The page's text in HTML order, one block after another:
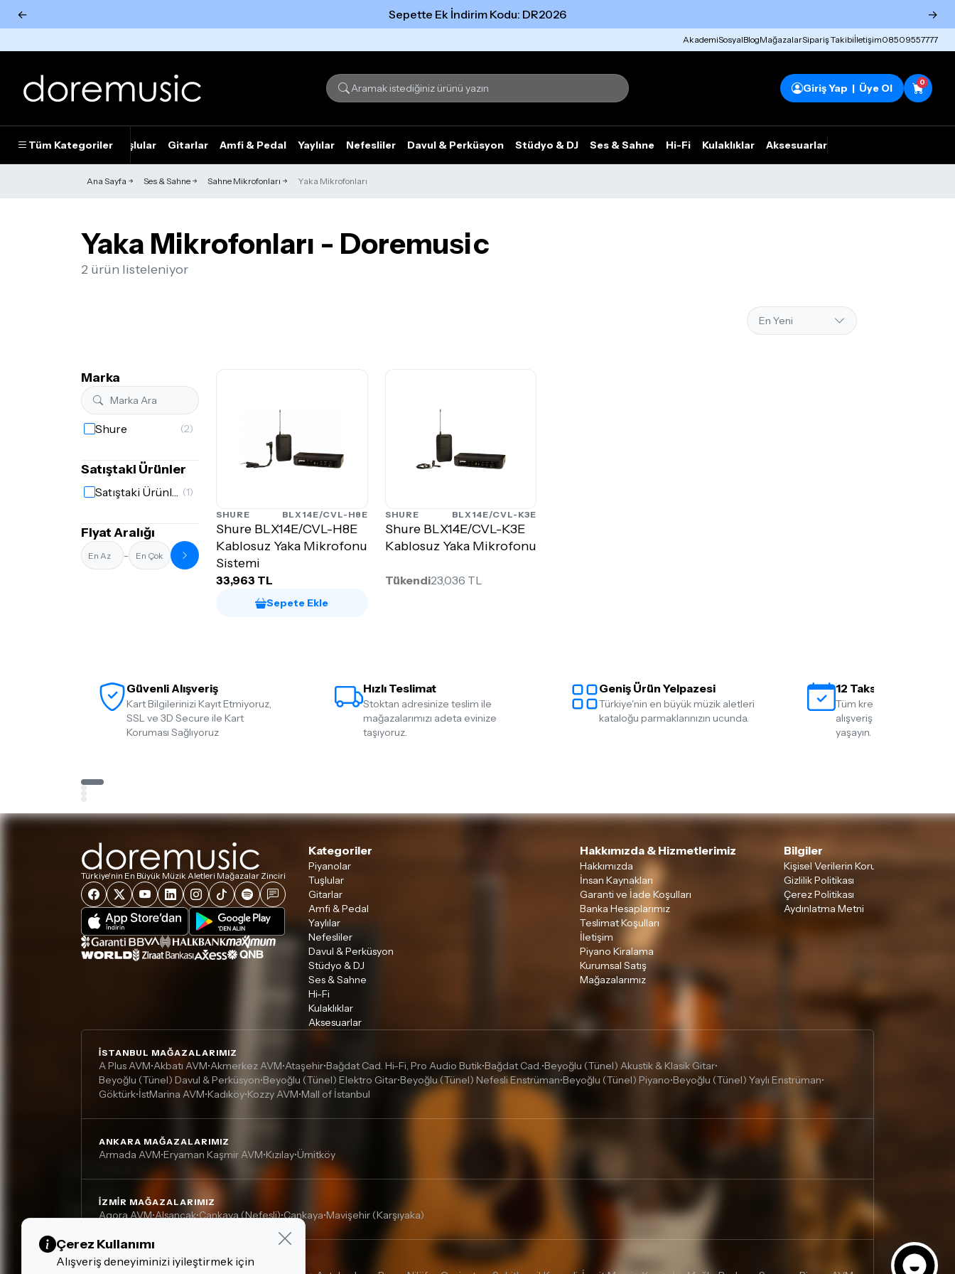
← Sepette Ek İndirim Kodu: DR2026 →
AkademiSosyalBlogMağazalarSipariş Takibiİletişim08509557777
Giriş Yap | Üye Ol 0
Tüm Kategoriler
Piyanolar Tuşlular Gitarlar Amfi & Pedal Yaylılar Nefesliler Davul & Perküsyon Stüdyo & DJ Ses & Sahne Hi-Fi Kulaklıklar Aksesuarlar
Ana Sayfa Ses & Sahne Sahne Mikrofonları Yaka Mikrofonları
Yaka Mikrofonları - Doremusic
2 ürün listeleniyor
Marka
Shure (2)
Satıştaki Ürünler
Satıştaki Ürünler (1)
Fiyat Aralığı
-
SHURE BLX14E/CVL-H8E
Shure BLX14E/CVL-H8E
Kablosuz Yaka Mikrofonu
Sistemi
33,963 TL
Sepete Ekle
SHURE BLX14E/CVL-K3E
Shure BLX14E/CVL-K3E
Kablosuz Yaka Mikrofonu
Tükendi23,036 TL
Güvenli Alışveriş
Kart Bilgilerinizi Kayıt Etmiyoruz,
SSL ve 3D Secure ile Kart
Koruması Sağlıyoruz
Hızlı Teslimat
Stoktan adresinize teslim ile
mağazalarımızı adeta evinize
taşıyoruz.
Geniş Ürün Yelpazesi
Türkiye'nin en büyük müzik aletleri
kataloğu parmaklarınızın ucunda.
12 Taksit İmkanı
Tüm kredi kartlarına 12
alışveriş yapmanın
yaşayın.
Türkiye'nin En Büyük Müzik Aletleri Mağazalar Zinciri
Kategoriler
Piyanolar
Tuşlular
Gitarlar
Amfi & Pedal
Yaylılar
Nefesliler
Davul & Perküsyon
Stüdyo & DJ
Ses & Sahne
Hi-Fi
Kulaklıklar
Aksesuarlar
Hakkımızda & Hizmetlerimiz
Hakkımızda
İnsan Kaynakları
Garanti ve İade Koşulları
Banka Hesaplarımız
Teslimat Koşulları
İletişim
Piyano Kiralama
Kurumsal Satış
Mağazalarımız
Bilgiler
Kişisel Verilerin Korunması
Gizlilik Politikası
Çerez Politikası
Aydınlatma Metni
İSTANBUL MAĞAZALARIMIZ
A Plus AVM•Akbatı AVM•Akmerkez AVM•Ataşehir•Bağdat Cad. Hi-Fi, Pro Audio Butik•Bağdat Cad.•Beyoğlu (Tünel) Akustik & Klasik Gitar•
Beyoğlu (Tünel) Davul & Perküsyon•Beyoğlu (Tünel) Elektro Gitar•Beyoğlu (Tünel) Nefesli Enstrüman•Beyoğlu (Tünel) Piyano•Beyoğlu (Tünel) Yaylı Enstrüman•
Göktürk•İstMarina AVM•Kadıköy•Kozzy AVM•Mall of İstanbul
ANKARA MAĞAZALARIMIZ
Armada AVM•Eryaman Kaşmir AVM•Kızılay•Ümitköy
İZMIR MAĞAZALARIMIZ
Agora AVM•Alsancak•Çankaya (Nefesli)•Çankaya•Mavişehir (Karşıyaka)
DIĞER MAĞAZALARIMIZ
Tümünü Gör Tümünü gör
Çerez Kullanımı
Alışveriş deneyiminizi iyileştirmek için